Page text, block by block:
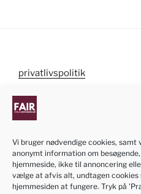
Vi bruger nødvendige cookies,
anonymt information om
hjemmeside, ikke til annoncering
vælge at afvis alt, undtagen cookies
hjemmesiden at fungere. Tryk på
privatlivspolitik
cookiepolitik
NB! Informationen om
statsborgerskab på denne
vejledende. Vi bestræber